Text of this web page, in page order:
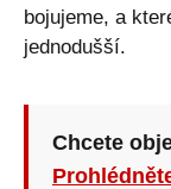
bojujeme, a
jednodušší.
Chcete